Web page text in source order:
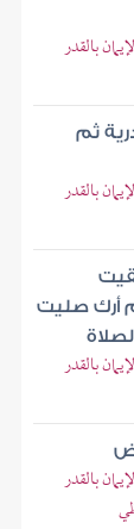
بالقدر
ثم
بالقدر
أرك صليت
بالقدر
بالقدر